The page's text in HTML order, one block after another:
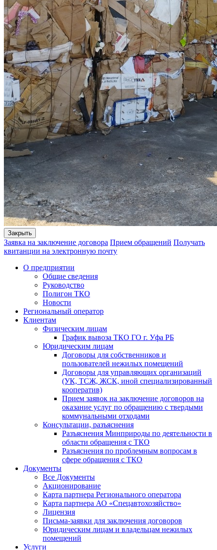
Закрыть
Заявка на заключение договора Прием обращений Получать
квитанции на электронную почту
О предприятии
Общие сведения
Руководство
Полигон ТКО
Новости
Региональный оператор
Клиентам
Физическим лицам
График вывоза ТКО ГО г. Уфа РБ
Юридическим лицам
Договоры для собственников и
пользователей нежилых помещений
Договоры для управляющих организаций
(УК, ТСЖ, ЖСК, иной специализированный
кооператив)
Прием заявок на заключение договоров на
оказание услуг по обращению с твердыми
коммунальными отходами
Консультации, разъяснения
Разъяснения Минприроды по деятельности в
области обращения с ТКО
Разъяснения по проблемным вопросам в
сфере обращения с ТКО
Документы
Все Документы
Акционирование
Карта партнера Регионального оператора
Карта партнера АО «Спецавтохозяйство»
Лицензия
Письма-заявки для заключения договоров
Юридическим лицам и владельцам нежилых
помещений
Услуги